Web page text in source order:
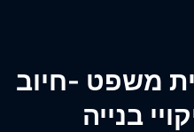
משפט -חיוב
בנייה